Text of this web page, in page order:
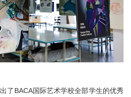
了BACA国际艺术学校全部学生的优秀